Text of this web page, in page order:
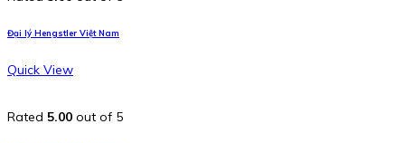
Đại lý Hengstler Việt Nam
Quick View
Rated 5.00 out of 5